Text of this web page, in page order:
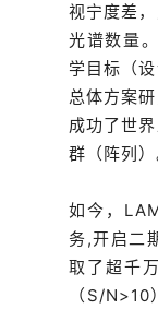
视宁度差
光谱数量
学目标（
总体方案
成功了世
群（阵列）
如今，
务,开启二
取了超千
（S/